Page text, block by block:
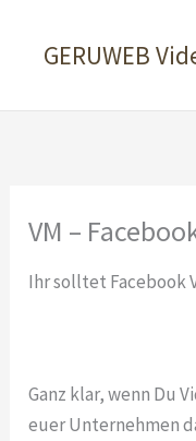
GERUWEB
VM –
Ihr solltet Facebook
Ganz klar, wenn Du
euer Unternehmen